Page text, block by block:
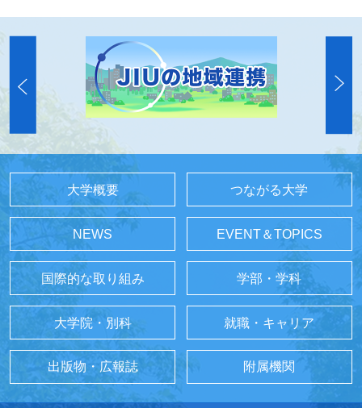
大学概要 つながる大学
NEWS EVENT＆TOPICS
国際的な取り組み 学部・学科
大学院・別科 就職・キャリア
出版物・広報誌 附属機関